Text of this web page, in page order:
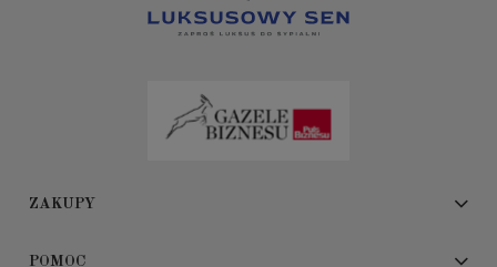
ZAKUPY
POMOC